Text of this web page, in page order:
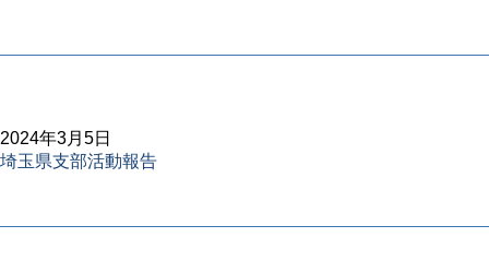
2024年3月5日
埼玉県支部活動報告